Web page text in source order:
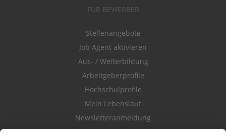
FÜR BEWERBER
Stellenangebote
Job Agent aktivieren
Aus- / Weiterbildung
Arbeitgeberprofile
Hochschulprofile
Mein Lebenslauf
Newsletteranmeldung
Durchsuchen Sie den Stellenkatalog